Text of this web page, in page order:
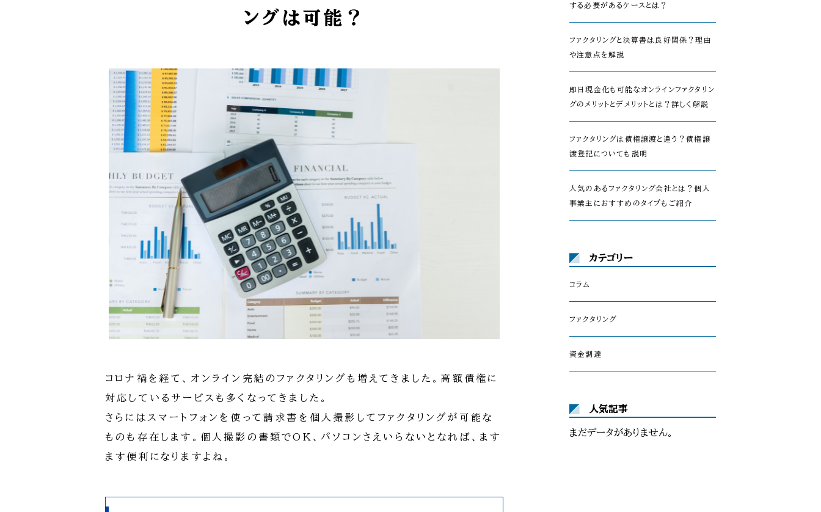
ングは可能？
コロナ禍を経て、オンライン完結のファクタリングも増えてきました。高額債権に
対応しているサービスも多くなってきました。
さらにはスマートフォンを使って請求書を個人撮影してファクタリングが可能な
ものも存在します。個人撮影の書類でOK、パソコンさえいらないとなれば、ます
ます便利になりますよね。
する必要があるケースとは？
ファクタリングと決算書は良好関係？理由
や注意点を解説
即日現金化も可能なオンラインファクタリン
グのメリットとデメリットとは？詳しく解説
ファクタリングは債権譲渡と違う？債権譲
渡登記についても説明
人気のあるファクタリング会社とは？個人
事業主におすすめのタイプもご紹介
カテゴリー
コラム
ファクタリング
資金調達
人気記事
まだデータがありません。